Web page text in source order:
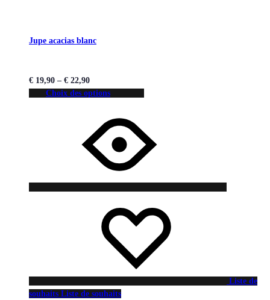
Jupe acacias blanc
€ 19,90 – € 22,90
Choix des options
Liste de
souhaits Liste de souhaits